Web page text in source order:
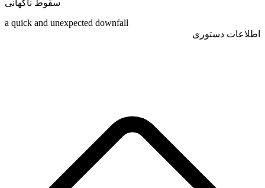
سقوط ناگهانی
a quick and unexpected downfall
اطلاعات دستوری